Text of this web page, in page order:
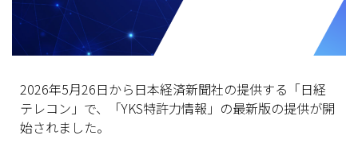
2026年5月26日から日本経済新聞社の提供する「日経
テレコン」で、「YKS特許力情報」の最新版の提供が開
始されました。